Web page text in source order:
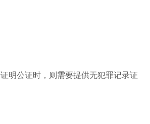
明公证时，则需要提供无犯罪记录证